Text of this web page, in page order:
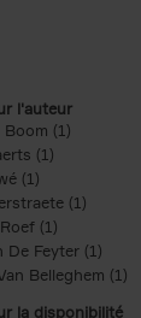
l'auteur
Boom (1)
(1)
(1)
(1) Apply
(1)
De Feyter (1)
Belleghem (1)
la disponibilité